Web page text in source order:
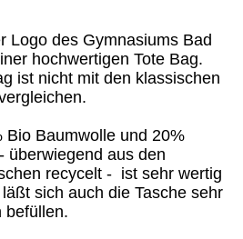
Logo des Gymnasiums Bad
hochwertigen Tote Bag.
ist nicht mit den klassischen
Bio Baumwolle und 20%
überwiegend aus den
recycelt - ist sehr wertig
sich auch die Tasche sehr
befüllen.